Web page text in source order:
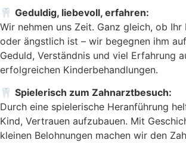
🦷 Geduldig, liebevoll, erfahren:
Wir nehmen uns Zeit. Ganz gleich, ob Ihr
oder ängstlich ist – wir begegnen ihm
Geduld, Verständnis und viel Erfahrung
erfolgreichen Kinderbehandlungen.
🦷 Spielerisch zum Zahnarztbesuch:
Durch eine spielerische Heranführung
Kind, Vertrauen aufzubauen. Mit
kleinen Belohnungen machen wir den